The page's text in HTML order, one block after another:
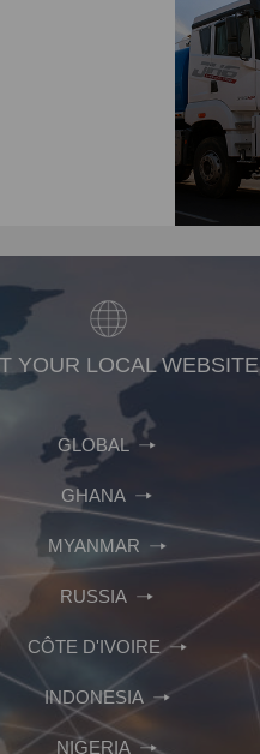
YOUR LOCAL WEBSITE
GLOBAL
GHANA
MYANMAR
RUSSIA
CÔTE D'IVOIRE
INDONESIA
NIGERIA